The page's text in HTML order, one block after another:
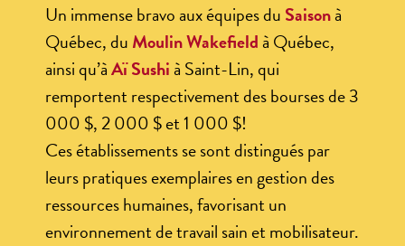
Un immense bravo aux équipes du Saisonà
Québec, du Moulin Wakefieldà Québec,
ainsi qu’àAï Sushià Saint-Lin, qui
remportent respectivement des bourses de 3
000 $, 2 000 $ et 1 000 $!
Ces établissements se sont distingués par
leurs pratiques exemplaires en gestion des
ressources humaines, favorisant un
environnement de travail sain et mobilisateur.